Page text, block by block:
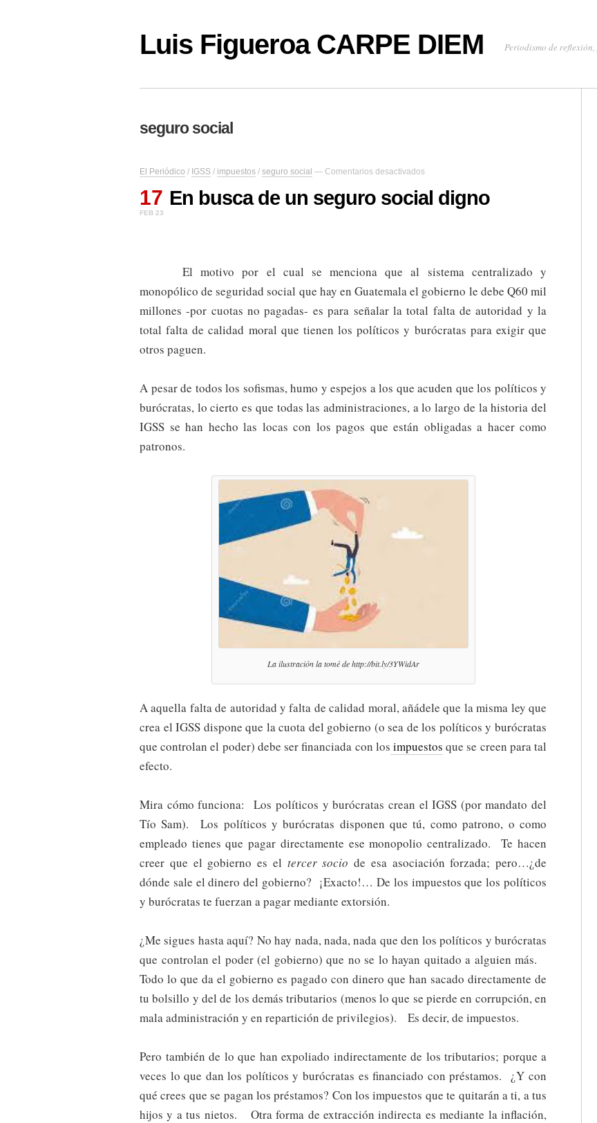
Luis Figueroa CARPE DIEM Periodismo de
seguro social
El Periódico / IGSS / impuestos / seguro social — Comentarios desactivados
busca
de
17
FEB 23
En busca de un seguro social digno
El motivo por el cual se menciona que al sistema centralizado y
monopólico de seguridad social que hay en Guatemala el gobierno le debe Q60 mil
millones -por cuotas no pagadas- es para señalar la total falta de autoridad y la
total falta de calidad moral que tienen los políticos y burócratas para exigir que
otros paguen.
A pesar de todos los sofismas, humo y espejos a los que acuden que los políticos y
burócratas, lo cierto es que todas las administraciones, a lo largo de la historia del
IGSS se han hecho las locas con los pagos que están obligadas a hacer como
patronos.
La ilustración la tomé dehttp://bit.ly/3YWidAr
A aquella falta de autoridad y falta de calidad moral, añádele que la misma ley que
crea el IGSS dispone que la cuota del gobierno (o sea de los políticos y burócratas
que controlan el poder) debe ser financiada con los impuestos que se creen para tal
efecto.
Mira cómo funciona: Los políticos y burócratas crean el IGSS (por mandato del
Tío Sam). Los políticos y burócratas disponen que tú, como patrono, o como
empleado tienes que pagar directamente ese monopolio centralizado. Te hacen
creer que el gobierno es el tercer socio de esa asociación forzada; pero…¿de
dónde sale el dinero del gobierno? ¡Exacto!… De los impuestos que los políticos
y burócratas te fuerzan a pagar mediante extorsión.
¿Me sigues hasta aquí? No hay nada, nada, nada que den los políticos y burócratas
que controlan el poder (el gobierno) que no se lo hayan quitado a alguien más.
Todo lo que da el gobierno es pagado con dinero que han sacado directamente de
tu bolsillo y del de los demás tributarios (menos lo que se pierde en corrupción, en
mala administración y en repartición de privilegios). Es decir, de impuestos.
Pero también de lo que han expoliado indirectamente de los tributarios; porque a
veces lo que dan los políticos y burócratas es financiado con préstamos. ¿Y con
qué crees que se pagan los préstamos? Con los impuestos que te quitarán a ti, a tus
hijos y a tus nietos. Otra forma de extracción indirecta es mediante la inflación,